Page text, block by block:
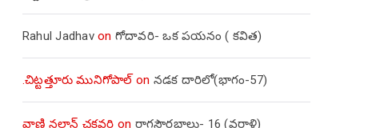
Rahul Jadhavon గోదావరి- ఒక పయనం ( కవిత)
.చిట్టత్తూరు మునిగోపాల్on నడక దారిలో(భాగం-57)
వాణి నల్లాన్ చక్రవర్తి on రాగసౌరభాలు- 16 (వరాళి)